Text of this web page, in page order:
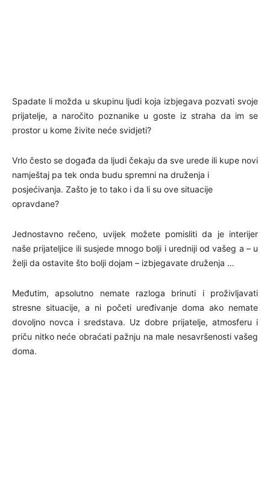
Spadate li možda u skupinu ljudi koja izbjegava pozvati svoje
prijatelje, a naročito poznanike u goste iz straha da im se
prostor u kome živite neće svidjeti?
Vrlo često se događa da ljudi čekaju da sve urede ili kupe novi
namještaj pa tek onda budu spremni na druženja i
posjećivanja. Zašto je to tako i da li su ove situacije
opravdane?
Jednostavno rečeno, uvijek možete pomisliti da je interijer
naše prijateljice ili susjede mnogo bolji i uredniji od vašeg a – u
želji da ostavite što bolji dojam – izbjegavate druženja …
Međutim, apsolutno nemate razloga brinuti i proživljavati
stresne situacije, a ni početi uređivanje doma ako nemate
dovoljno novca i sredstava. Uz dobre prijatelje, atmosferu i
priču nitko neće obraćati pažnju na male nesavršenosti vašeg
doma.